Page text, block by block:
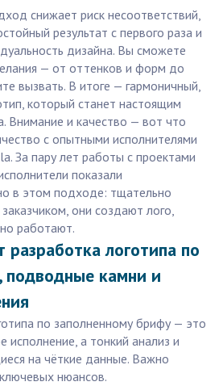
снижает риск несоответствий,
результат с первого раза и
дизайна. Вы сможете
— от оттенков и форм до
вызвать. В итоге — гармоничный,
который станет настоящим
Внимание и качество — вот что
с опытными исполнителями
За пару лет работы с проектами
показали
в этом подходе: тщательно
они создают лого,
работают.
разработка логотипа по
камни и
по заполненному брифу — это
исполнение, а тонкий анализ и
на чёткие данные. Важно
нюансов.